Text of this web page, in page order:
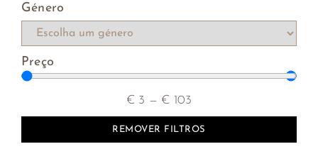
Género
Preço
€ 3 — € 103
REMOVER FILTROS